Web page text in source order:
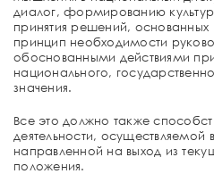
диалог, формированию
принятия решений, основанных
принцип необходимости
обоснованными действиями
национального,
значения.
Все это должно также
деятельности, осуществляемой
направленной на выход из
положения.